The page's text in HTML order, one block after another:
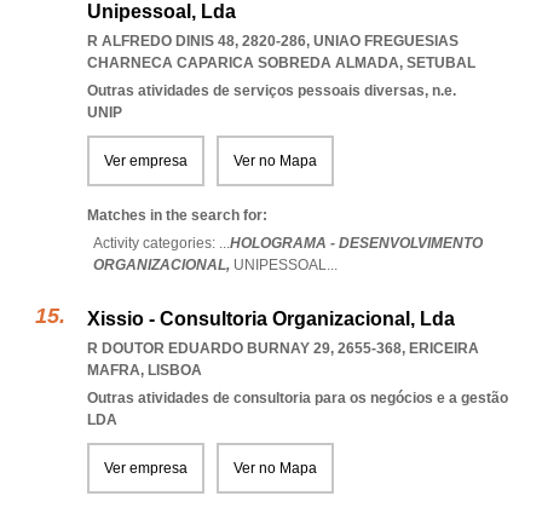
Unipessoal, Lda
R ALFREDO DINIS 48, 2820-286, UNIAO FREGUESIAS
CHARNECA CAPARICA SOBREDA ALMADA, SETUBAL
Outras atividades de serviços pessoais diversas, n.e.
UNIP
Ver empresa Ver no Mapa
Matches in the search for:
Activity categories: ...HOLOGRAMA - DESENVOLVIMENTO
ORGANIZACIONAL, UNIPESSOAL...
Xissio - Consultoria Organizacional, Lda
R DOUTOR EDUARDO BURNAY 29, 2655-368, ERICEIRA
MAFRA, LISBOA
Outras atividades de consultoria para os negócios e a gestão
LDA
Ver empresa Ver no Mapa